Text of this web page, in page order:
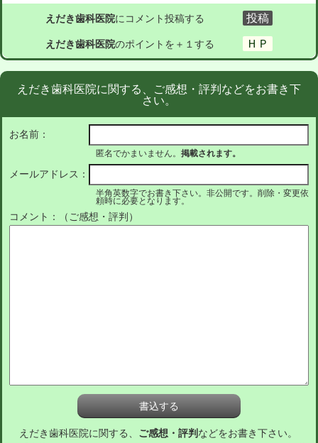
えだき歯科医院にコメント投稿する
えだき歯科医院のポイントを＋１する
えだき歯科医院に関する、ご感想・評判などをお書き下
さい。
お名前：
匿名でかまいません。 掲載されます。
メールアドレス：
半角英数字でお書き下さい。非公開です。削除・変更依
頼時に必要となります。
コメント：（ご感想・評判）
えだき歯科医院に関する、 ご感想・評判 などをお書き下さい。